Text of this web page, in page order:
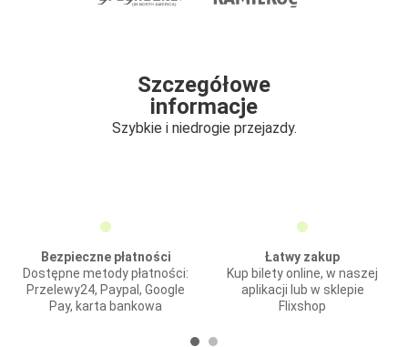
Szczegółowe
informacje
Szybkie i niedrogie przejazdy.
Bezpieczne płatności
Dostępne metody płatności:
Przelewy24, Paypal, Google
Pay, karta bankowa
Łatwy zakup
Kup bilety online, w naszej
aplikacji lub w sklepie
Flixshop